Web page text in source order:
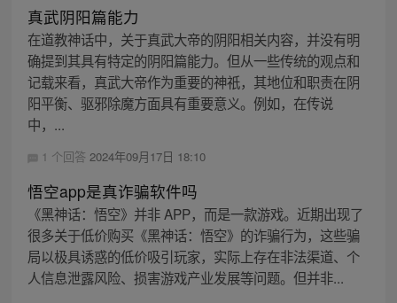
真武阴阳篇能力
在道教神话中，关于真武大帝的阴阳相关内容，并没有明
确提到其具有特定的阴阳篇能力。但从一些传统的观点和
记载来看，真武大帝作为重要的神祇，其地位和职责在阴
阳平衡、驱邪除魔方面具有重要意义。例如，在传说
中，...
1 个回答 2024年09月17日 18:10
悟空app是真诈骗软件吗
《黑神话：悟空》并非 APP，而是一款游戏。近期出现了
很多关于低价购买《黑神话：悟空》的诈骗行为，这些骗
局以极具诱惑的低价吸引玩家，实际上存在非法渠道、个
人信息泄露风险、损害游戏产业发展等问题。但并非...